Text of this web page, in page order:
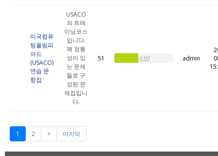
미국컴퓨
팅올림피
아드
(USACO)
연습 문
항집
USACO
의 트레
이닝코스
입니다.
꽤 정통
성이 있
는 문제
들로 구
성된 문
제집입니
다.
51 4.07 admin
1 2 > 마지막